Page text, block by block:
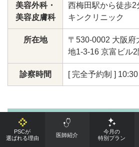
美容外科・
美容皮膚科
西梅田駅から徒歩
キンクリニック
所在地
〒530-0002 大阪
地1-3-16 京富ビル2
診察時間 [ 完全予約制 ]
PSCが
選ばれる理由
医師紹介
今月の
特別プラン